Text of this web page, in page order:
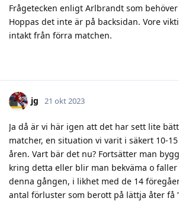
Frågetecken enligt Arlbrandt som
Hoppas det inte är på backsidan. Vore
intakt från förra matchen.
jg 21 okt 2023
Ja då är vi här igen att det har sett lite
matcher, en situation vi varit i säkert 10-
åren. Vart bär det nu? Fortsätter man
kring detta eller blir man bekväma o
denna gången, i likhet med de 14
antal förluster som berott på lättja åter få